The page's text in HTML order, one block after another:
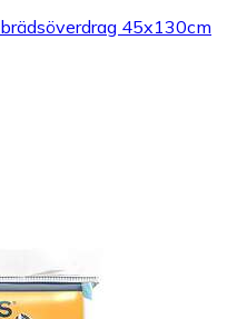
45x130cm